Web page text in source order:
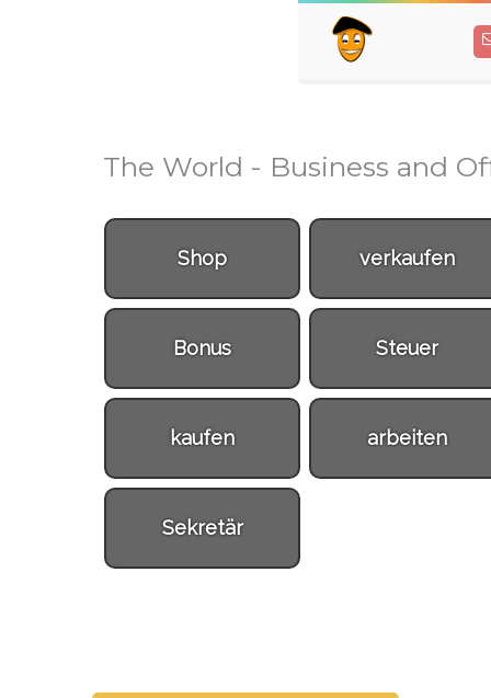
The World - Business and
Shop verkaufen
Bonus Steuer
kaufen arbeiten
Sekretär